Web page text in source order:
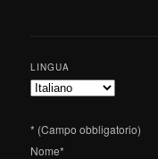
LINGUA
* (Campo obbligatorio)
Nome*